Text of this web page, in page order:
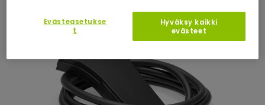
Evästeasetukse
t
Hyväksy kaikki
evästeet